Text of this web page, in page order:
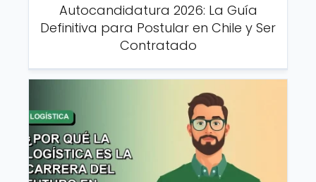
Autocandidatura 2026: La Guía
Definitiva para Postular en Chile y Ser
Contratado